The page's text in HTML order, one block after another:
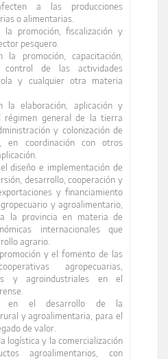
a las producciones
o alimentarias.
la promoción, fiscalización y
pesquero.
la promoción, capacitación,
control de las actividades
y cualquier otra materia
la elaboración, aplicación y
régimen general de la tierra
y colonización de
en coordinación con otros
diseño e implementación de
desarrollo, cooperación y
y financiamiento
y agroalimentario,
a la provincia en materia de
internacionales que
agrario.
y el fomento de las
agropecuarias,
y agroindustriales en el
en el desarrollo de la
y agroalimentaria, para el
de valor.
logística y la comercialización
agroalimentarios, con